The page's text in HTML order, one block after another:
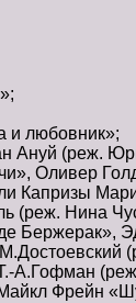
и любовник»;
Ануй (реж.
Оливер
Капризы
(реж. Нина
Бержерак»,
А.Гофман
Фрейн